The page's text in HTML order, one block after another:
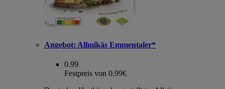
Angebot: Allmikäs Emmentaler*
0.99
Festpreis von 0.99€